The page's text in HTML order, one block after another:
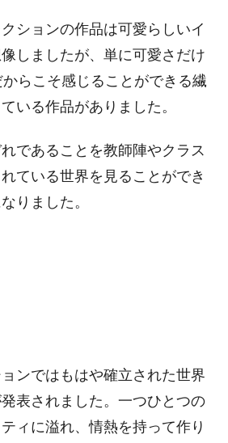
ションの作品は可愛らしいイ
しましたが、単に可愛さだけ
らこそ感じることができる繊
いる作品がありました。
であることを教師陣やクラス
ている世界を見ることができ
りました。
ンではもはや確立された世界
表されました。一つひとつの
ィに溢れ、情熱を持って作り